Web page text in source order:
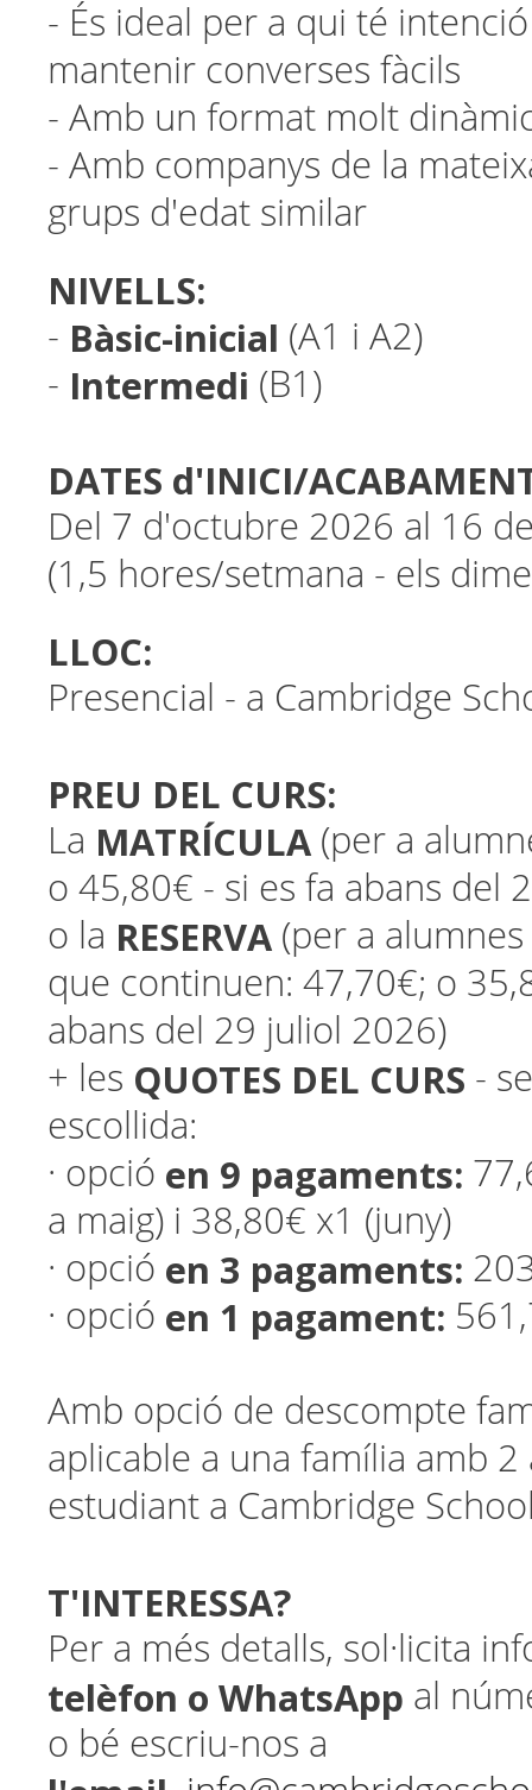
- És ideal per a qui té
mantenir converses fàcils
- Amb un format molt
- Amb companys de la
grups d'edat similar
NIVELLS:
- Bàsic-inicial (A1 i A2)
- Intermedi (B1)
DATES d'INICI/
Del 7 d'octubre 2026 al 16
(1,5 hores/setmana - els
LLOC:
Presencial - a Cambridge
PREU DEL CURS:
La MATRÍCULA (per a
o 45,80€ - si es fa abans del
o la RESERVA (per a
que continuen: 47,70€; o
abans del 29 juliol 2026)
+ les QUOTES DEL CURS -
escollida:
· opció en 9 pagaments:
a maig) i 38,80€ x1 (juny)
· opció en 3 pagaments:
· opció en 1 pagament:
Amb opció de descompte
aplicable a una família amb 2
estudiant a Cambridge
T'INTERESSA?
Per a més detalls, sol·licita
telèfon o WhatsApp al
o bé escriu-nos a